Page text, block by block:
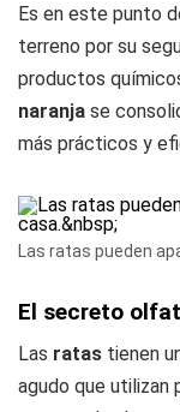
Es en este punto
terreno por su
productos
naranja se
más prácticos y
Las ratas pueden
El secreto
Las ratas tienen
agudo que utilizan